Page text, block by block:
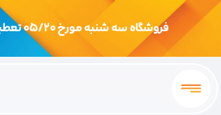
فروشگاه سه شنبه مورخ 05/20 تعطیل میباشد